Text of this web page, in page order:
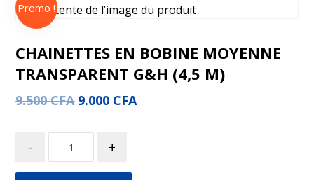
Promo !
CHAINETTES EN BOBINE MOYENNE
TRANSPARENT G&H (4,5 M)
9.500CFA 9.000 CFA
- +